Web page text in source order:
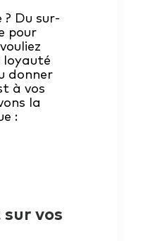
Du sur-
pour
loyauté
donner
à vos
la
:
vos